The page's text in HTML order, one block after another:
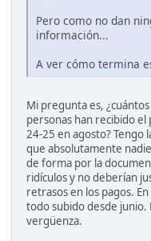
Pero como no dan
información...
A ver cómo termina
Mi pregunta es,
personas han recibido el
24-25 en agosto? Tengo
que absolutamente
de forma por la
ridículos y no deberían
retrasos en los pagos.
todo subido desde junio.
vergüenza.